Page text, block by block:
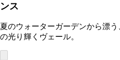
ンス
夏のウォーターガーデンから漂
の光り輝くヴェール。